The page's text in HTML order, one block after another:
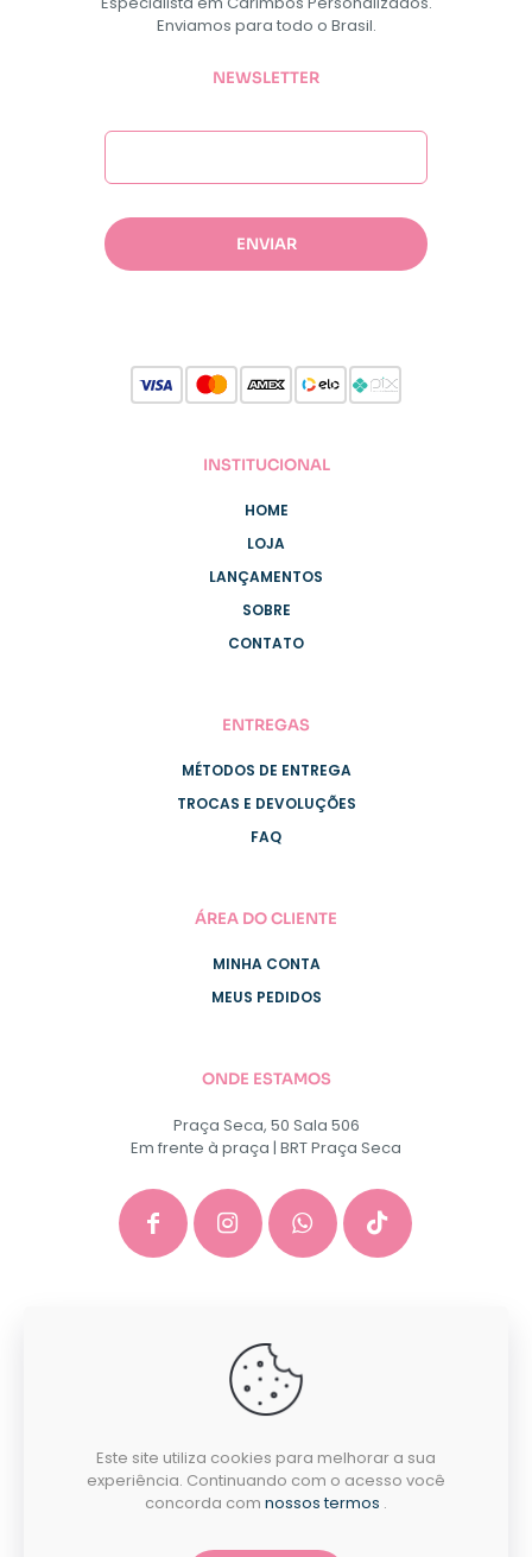
Enviamos para todo o Brasil.
NEWSLETTER
INSTITUCIONAL
HOME
LOJA
LANÇAMENTOS
SOBRE
CONTATO
ENTREGAS
MÉTODOS DE ENTREGA
TROCAS E DEVOLUÇÕES
FAQ
ÁREA DO CLIENTE
MINHA CONTA
MEUS PEDIDOS
ONDE ESTAMOS
Praça Seca, 50 Sala 506
Em frente à praça | BRT Praça Seca
GACEP SERVICOS E COMERCIO DE INFORMATICA E
PAPELARIA EIRELI - CNPJ: 35.581.130/0001-40
Este site utiliza cookies para melhorar a sua
experiência. Continuando com o acesso você
concorda com nossos termos .